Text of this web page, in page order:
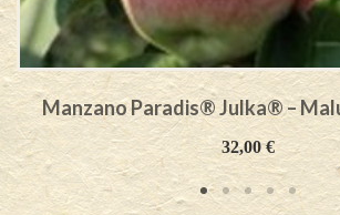
Manzano Paradis® Julka® –
32,00€